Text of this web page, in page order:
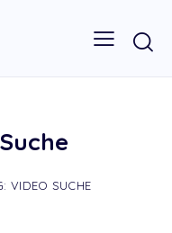
VIDEO SUCHE